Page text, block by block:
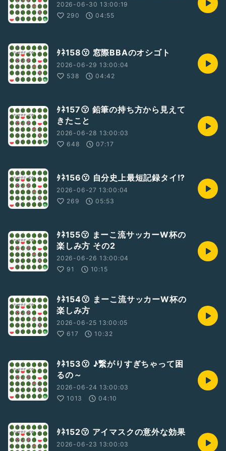
2026-06-30 13:00:19
290
04:55
ﾀﾈ158😗 窓際BBAのオシゴト
2026-06-29 13:00:04
538
04:42
ﾀﾈ157😗 鉛筆の持ち方から見えて
きたこと
2026-06-28 13:00:03
648
07:17
ﾀﾈ156😗 自分史上最短記録タイ!?
2026-06-27 13:00:04
269
05:53
ﾀﾈ155😗 まーこ流サッカーW杯の
楽しみ方 その2
2026-06-26 13:00:04
91
10:15
ﾀﾈ154😗 まーこ流サッカーW杯の
楽しみ方
2026-06-25 13:00:05
617
10:32
ﾀﾈ153😗 ♪繋がりすぎちゃって困
るの～
2026-06-24 13:00:03
1013
04:10
ﾀﾈ152😗 アイマスクの意外な効果
2026-06-23 13:00:03